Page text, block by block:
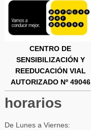
CENTRO DE
SENSIBILIZACIÓN Y
REEDUCACIÓN VIAL
AUTORIZADO Nº 49046
horarios
De Lunes a Viernes: